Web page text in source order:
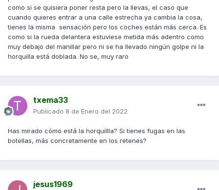
como si se quisiera poner resta pero la llevas, el caso que
cuando quieres entrar a una calle estrecha ya cambia la cosa,
tienes la misma sensación pero los coches están más cerca. Es
como si la rueda delantera estuviese metida más adentro como
muy debajo del manillar pero ni se ha llevado ningún golpe ni la
horquilla está doblada. No se, muy raro
txema33
Publicado 8 de Enero del 2022
Has mirado cómo está la horquillla? Si tienes fugas en las
botellas, más concretamente en los retenes?
jesus1969